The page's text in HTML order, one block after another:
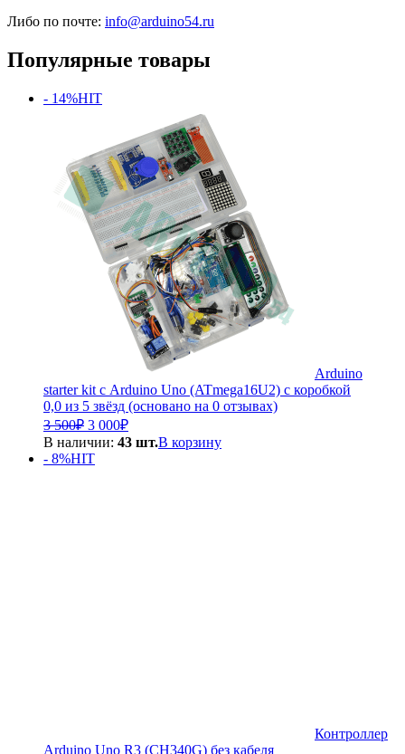
Либо по почте: info@arduino54.ru
Популярные товары
- 14%HIT
Arduino
starter kit с Arduino Uno (ATmega16U2) с коробкой
0,0 из 5 звёзд (основано на 0 отзывах)
3 500₽ Первоначальная
цена
составляла
3
3 000₽Текущая
цена:
В наличии: 43 шт.В корзину
- 8%HIT
Контроллер
Arduino Uno R3 (CH340G) без кабеля